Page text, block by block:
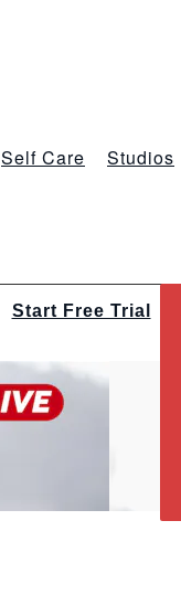
Self Care Studios
Start Free Trial